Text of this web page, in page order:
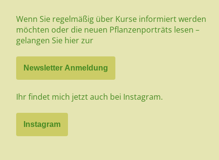
Wenn Sie regelmäßig über Kurse informiert werden
möchten oder die neuen Pflanzenporträts lesen –
gelangen Sie hier zur
Newsletter Anmeldung
Ihr findet mich jetzt auch bei Instagram.
Instagram